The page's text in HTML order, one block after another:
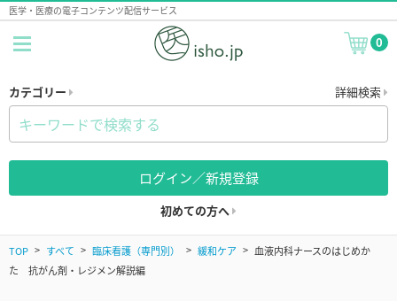
医学・医療の電子コンテンツ配信サービス
0
カテゴリー 詳細検索
ログイン／新規登録
初めての方へ
TOP すべて 臨床看護（専門別） 緩和ケア
血液内科ナースのはじめか
た 抗がん剤・レジメン解説編